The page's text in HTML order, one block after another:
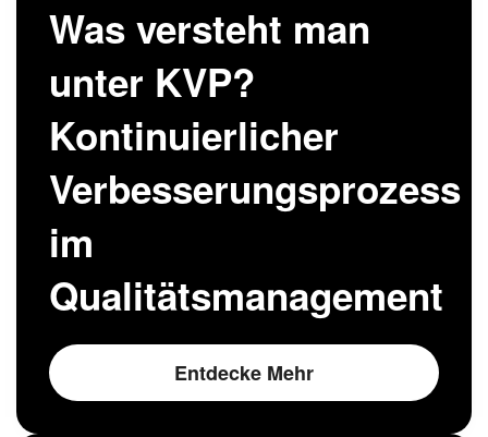
Was versteht man
unter KVP?
Kontinuierlicher
Verbesserungsprozess
im
Qualitätsmanagement
Entdecke Mehr